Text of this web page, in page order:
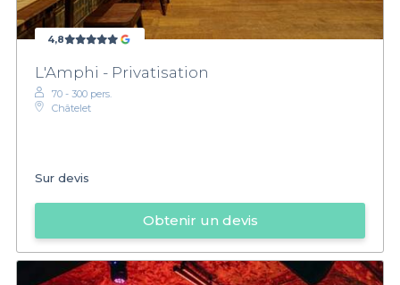
4,8
L'Amphi - Privatisation
70 - 300 pers.
Châtelet
Sur devis
Obtenir un devis